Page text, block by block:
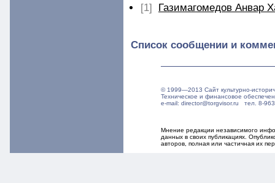
[1]
Газимагомедов Анвар
Список сообщении и
© 1999—2013 Сайт культурно-
Техническое и финансовое
e-mail: director@torgvisor.ru тел. 8-
Мнение редакции независимого
данных в своих публикациях.
авторов, полная или частичная их